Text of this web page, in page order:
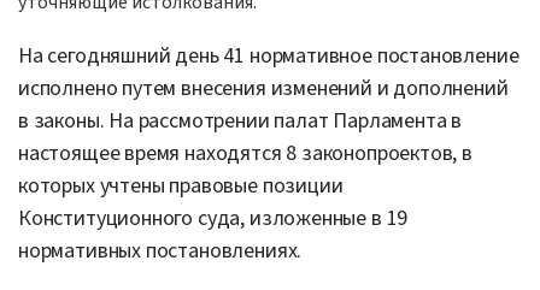
На сегодняшний день 41 нормативное постановление
исполнено путем внесения изменений и дополнений
в законы. На рассмотрении палат Парламента в
настоящее время находятся 8 законопроектов, в
которых учтены правовые позиции
Конституционного суда, изложенные в 19
нормативных постановлениях.